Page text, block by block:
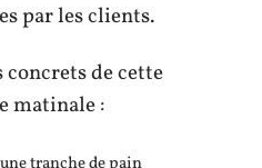
par les clients.
concrets de cette
matinale :